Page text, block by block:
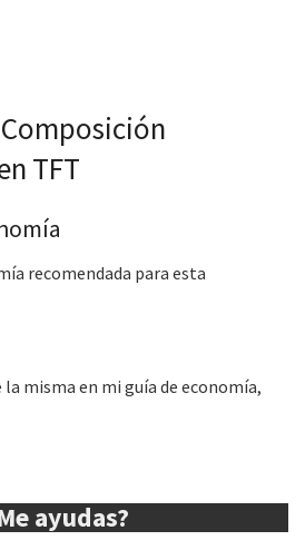
TFT
recomendada para esta
misma en mi guía de economía,
ayudas?